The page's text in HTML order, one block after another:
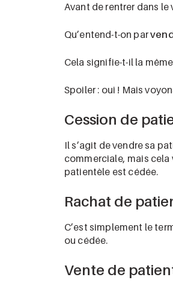
Avant de rentrer dans le
Qu’entend-t-on par
Cela signifie-t-il la
Spoiler : oui ! Mais
Cession de
Il s’agit de vendre sa
commerciale, mais cela
patientèle est cédée.
Rachat de
C’est simplement le
ou cédée.
Vente de